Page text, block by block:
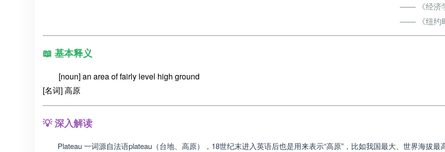
—— 《经济
—— 《纽约
📖 基本释义
[noun] an area of fairly level high ground
[名词] 高原
💡 深入解读
Plateau 一词源自法语plateau（台地、高原），18世纪末进入英语后也是用来表示“高原”，比如我国最大、世界海拔最